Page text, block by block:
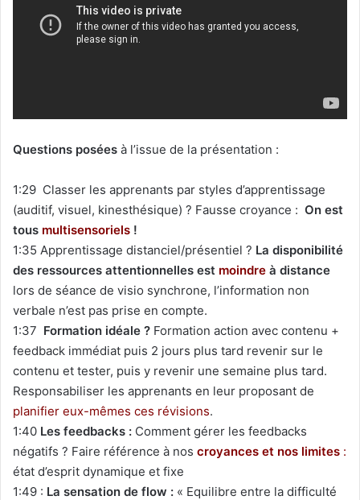
Questions posées à l’issue de la présentation :
1:29 Classer les apprenants par styles d’apprentissage
(auditif, visuel, kinesthésique) ? Fausse croyance : On est
tous multisensoriels !
1:35 Apprentissage distanciel/présentiel ? La disponibilité
des ressources attentionnelles est moindre à distance
lors de séance de visio synchrone, l’information non
verbale n’est pas prise en compte.
1:37 Formation idéale ? Formation action avec contenu +
feedback immédiat puis 2 jours plus tard revenir sur le
contenu et tester, puis y revenir une semaine plus tard.
Responsabiliser les apprenants en leur proposant de
planifier eux-mêmes ces révisions.
1:40 Les feedbacks : Comment gérer les feedbacks
négatifs ? Faire référence à nos croyances et nos limites :
état d’esprit dynamique et fixe
1:49 : La sensation de flow : « Equilibre entre la difficulté